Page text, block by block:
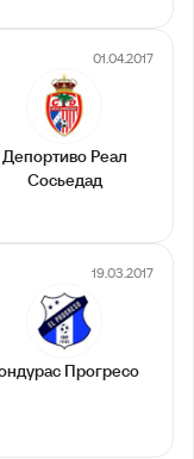
01.04.2017
Депортиво Реал
Сосьедад
19.03.2017
Прогресо